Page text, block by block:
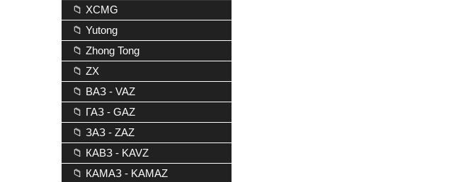
📁 XCMG
📁 Yutong
📁 Zhong Tong
📁 ZX
📁 ВАЗ - VAZ
📁 ГАЗ - GAZ
📁 ЗАЗ - ZAZ
📁 КАВЗ - KAVZ
📁 КАМАЗ - KAMAZ